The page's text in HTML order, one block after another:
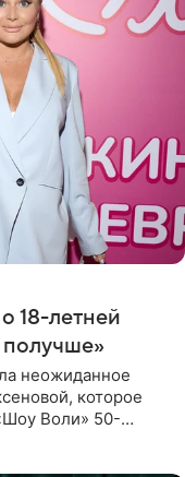
18-летней
получше»
неожиданное
которое
Воли» 50-